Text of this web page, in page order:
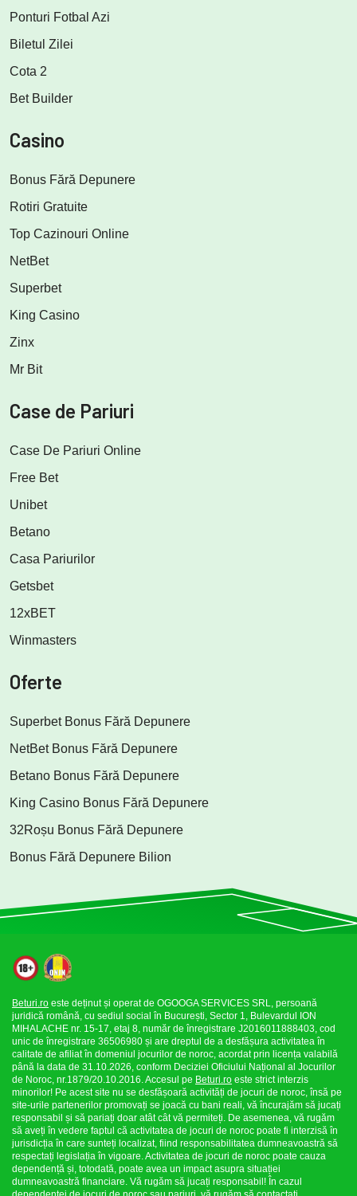
Ponturi Fotbal Azi
Biletul Zilei
Cota 2
Bet Builder
Casino
Bonus Fără Depunere
Rotiri Gratuite
Top Cazinouri Online
NetBet
Superbet
King Casino
Zinx
Mr Bit
Case de Pariuri
Case De Pariuri Online
Free Bet
Unibet
Betano
Casa Pariurilor
Getsbet
12xBET
Winmasters
Oferte
Superbet Bonus Fără Depunere
NetBet Bonus Fără Depunere
Betano Bonus Fără Depunere
King Casino Bonus Fără Depunere
32Roșu Bonus Fără Depunere
Bonus Fără Depunere Bilion
Beturi.ro este deținut și operat de OGOOGA SERVICES SRL, persoană
juridică română, cu sediul social în București, Sector 1, Bulevardul ION
MIHALACHE nr. 15-17, etaj 8, număr de înregistrare J2016011888403, cod
unic de înregistrare 36506980 și are dreptul de a desfășura activitatea în
calitate de afiliat în domeniul jocurilor de noroc, acordat prin licența valabilă
până la data de 31.10.2026, conform Deciziei Oficiului Național al Jocurilor
de Noroc, nr.1879/20.10.2016. Accesul pe Beturi.ro este strict interzis
minorilor! Pe acest site nu se desfășoară activități de jocuri de noroc, însă pe
site-urile partenerilor promovați se joacă cu bani reali, vă încurajăm să jucați
responsabil și să pariați doar atât cât vă permiteți. De asemenea, vă rugăm
să aveți în vedere faptul că activitatea de jocuri de noroc poate fi interzisă în
jurisdicția în care sunteți localizat, fiind responsabilitatea dumneavoastră să
respectați legislația în vigoare. Activitatea de jocuri de noroc poate cauza
dependență și, totodată, poate avea un impact asupra situației
dumneavoastră financiare. Vă rugăm să jucați responsabil! În cazul